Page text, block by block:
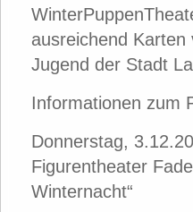
ausreichend
Jugend der Stadt
Informationen zum
Donnerstag,
Figurentheater
Winternacht“